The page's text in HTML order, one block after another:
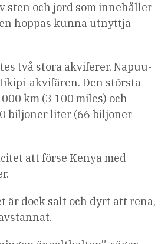
sten och jord som innehåller
hoppas kunna utnyttja
två stora akviferer, Napuu-
akvifären. Den största
km (3 100 miles) och
biljoner liter (66 biljoner
att förse Kenya med
är dock salt och dyrt att rena,